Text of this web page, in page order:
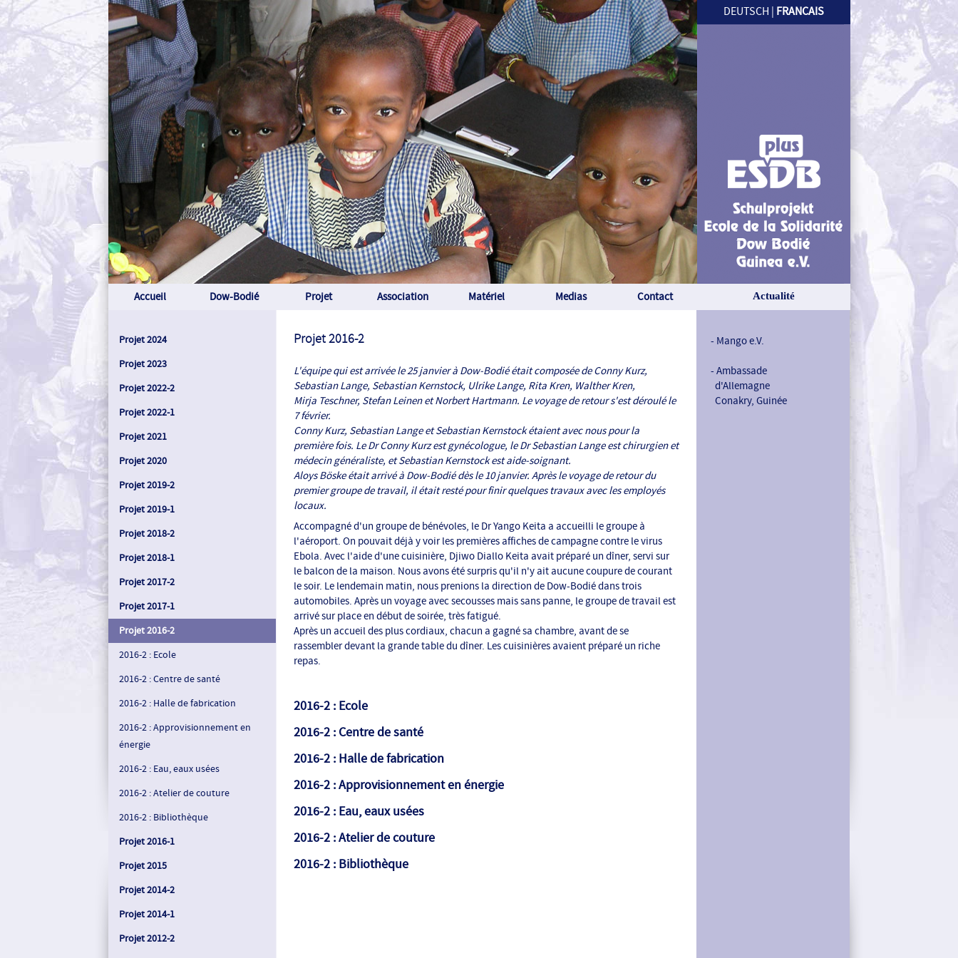
DEUTSCH FRANCAIS
Accueil Dow-Bodié Projet Association Matériel Medias Contact Actualité
Projet 2024
Projet 2023
Projet 2022-2
Projet 2022-1
Projet 2021
Projet 2020
Projet 2019-2
Projet 2019-1
Projet 2018-2
Projet 2018-1
Projet 2017-2
Projet 2017-1
Projet 2016-2
2016-2 : Ecole
2016-2 : Centre de santé
2016-2 : Halle de fabrication
2016-2 : Approvisionnement en
énergie
2016-2 : Eau, eaux usées
2016-2 : Atelier de couture
2016-2 : Bibliothèque
Projet 2016-1
Projet 2015
Projet 2014-2
Projet 2014-1
Projet 2012-2
Projet 2016-2
L'équipe qui est arrivée le 25 janvier à Dow-Bodié était composée de Conny Kurz,
Sebastian Lange, Sebastian Kernstock, Ulrike Lange, Rita Kren, Walther Kren,
Mirja Teschner, Stefan Leinen et Norbert Hartmann. Le voyage de retour s'est déroulé le
7 février.
Conny Kurz, Sebastian Lange et Sebastian Kernstock étaient avec nous pour la
première fois. Le Dr Conny Kurz est gynécologue, le Dr Sebastian Lange est chirurgien et
médecin généraliste, et Sebastian Kernstock est aide-soignant.
Aloys Böske était arrivé à Dow-Bodié dès le 10 janvier. Après le voyage de retour du
premier groupe de travail, il était resté pour finir quelques travaux avec les employés
locaux.
Accompagné d'un groupe de bénévoles, le Dr Yango Keita a accueilli le groupe à
l'aéroport. On pouvait déjà y voir les premières affiches de campagne contre le virus
Ebola. Avec l'aide d'une cuisinière, Djiwo Diallo Keita avait préparé un dîner, servi sur
le balcon de la maison. Nous avons été surpris qu'il n'y ait aucune coupure de courant
le soir. Le lendemain matin, nous prenions la direction de Dow-Bodié dans trois
automobiles. Après un voyage avec secousses mais sans panne, le groupe de travail est
arrivé sur place en début de soirée, très fatigué.
Après un accueil des plus cordiaux, chacun a gagné sa chambre, avant de se
rassembler devant la grande table du dîner. Les cuisinières avaient préparé un riche
repas.
2016-2 : Ecole
2016-2 : Centre de santé
2016-2 : Halle de fabrication
2016-2 : Approvisionnement en énergie
2016-2 : Eau, eaux usées
2016-2 : Atelier de couture
2016-2 : Bibliothèque
- Mango e.V.
- Ambassade
d'Allemagne
Conakry, Guinée